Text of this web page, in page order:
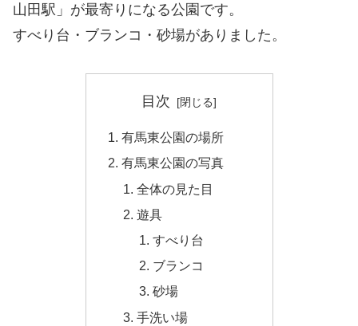
山田駅」が最寄りになる公園です。
すべり台・ブランコ・砂場がありました。
目次
有馬東公園の場所
有馬東公園の写真
全体の見た目
遊具
すべり台
ブランコ
砂場
手洗い場